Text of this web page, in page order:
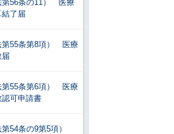
第56条の11） 医療
了届
第55条第8項） 医療
第55条第6項） 医療
可申請書
第54条の9第5項）